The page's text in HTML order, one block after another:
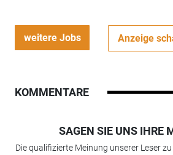
weitere Jobs Anzeige
KOMMENTARE
SAGEN SIE UNS IHRE
Die qualifizierte Meinung unserer Leser